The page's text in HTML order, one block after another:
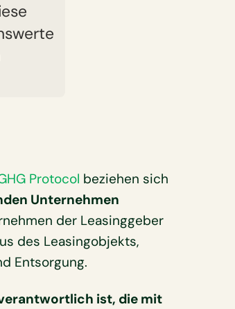
Protocol beziehen sich
Unternehmen
der Leasinggeber
des Leasingobjekts,
Entsorgung.
ist, die mit